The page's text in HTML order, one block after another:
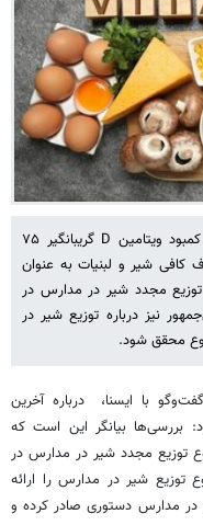
معاون بهداشت وزارت بهداشت با بیان اینکه کمبود ویتامین D گریبانگیر ۷۵
شیر و لبنیات به عنوان
مجدد شیر در مدارس در
نیز درباره توزیع شیر در
محقق شود.
با ایسنا، درباره آخرین
بررسی‌ها بیانگر این است که
توزیع مجدد شیر در مدارس در
توزیع شیر در مدارس را ارائه
در مدارس دستوری صادر کرده و